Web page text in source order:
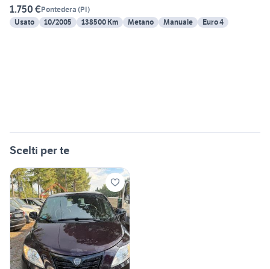
1.750 €Pontedera (PI)
Usato
10/2005 138500 Km Metano Manuale Euro 4
Scelti per te